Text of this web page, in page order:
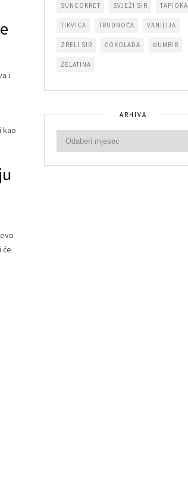
i
kao
će
SUNCOKRET SVJEŽI SIR TAPIOKA
TIKVICA TRUDNOĆA VANILIJA
ZRELI SIR ČOKOLADA ĐUMBIR
ŽELATINA
ARHIVA